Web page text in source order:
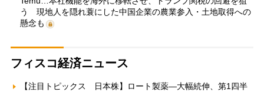
う 現地人を隠れ蓑にした中国企業の農業参入・土地取得への
懸念も
フィスコ経済ニュース
【注目トピックス 日本株】ロート製薬—大幅続伸、第1四半